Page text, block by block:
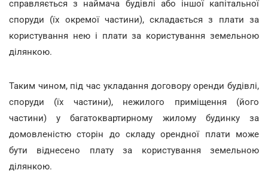
справляється з наймача будівлі або іншої капітальної
споруди (їх окремої частини), складається з плати за
користування нею і плати за користування земельною
ділянкою.
Таким чином, під час укладання договору оренди будівлі,
споруди (їх частини), нежилого приміщення (його
частини) у багатоквартирному жилому будинку за
домовленістю сторін до складу орендної плати може
бути віднесено плату за користування земельною
ділянкою.